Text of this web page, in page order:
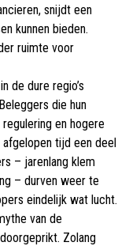
snijdt een
kunnen bieden.
ruimte voor
de dure regio’s
die hun
en hogere
tijd een deel
– jarenlang klem
– durven weer te
eindelijk wat lucht.
van de
Zolang